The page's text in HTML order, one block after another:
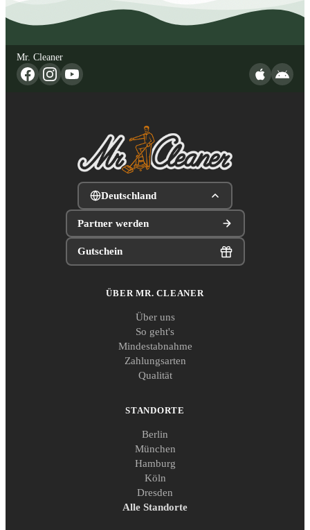
Mr. Cleaner
Deutschland
Partner werden
Gutschein
ÜBER MR. CLEANER
Über uns
So geht's
Mindestabnahme
Zahlungsarten
Qualität
STANDORTE
Berlin
München
Hamburg
Köln
Dresden
Alle Standorte